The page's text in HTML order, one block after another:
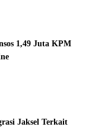
1,49 Juta KPM
Jaksel Terkait